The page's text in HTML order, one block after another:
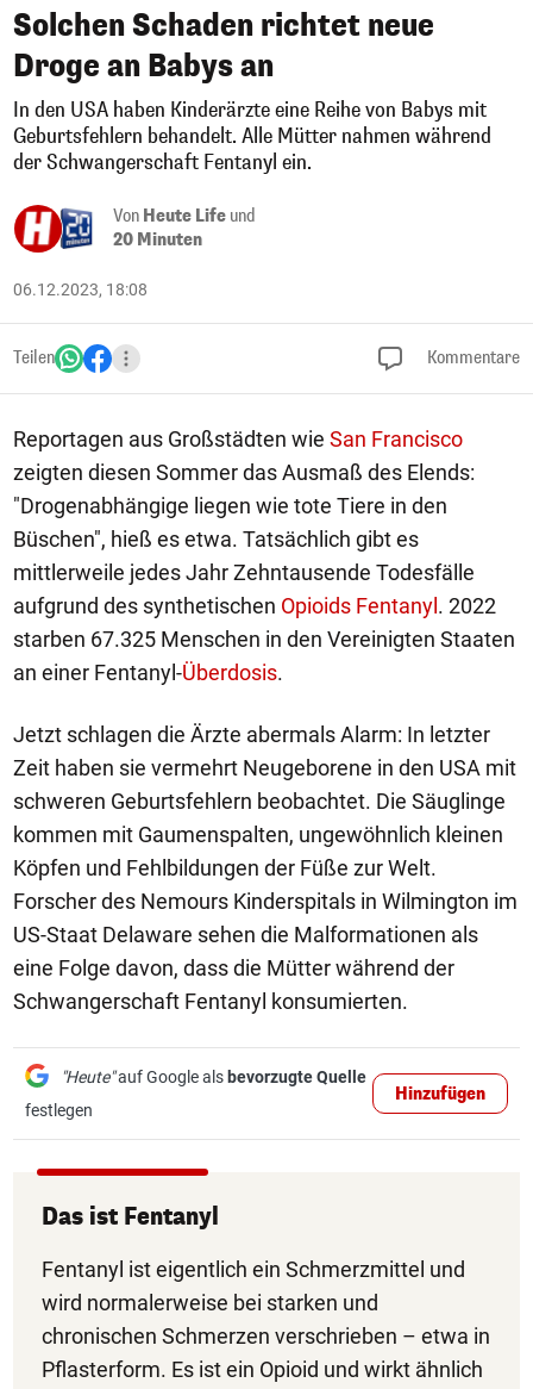
Solchen Schaden richtet neue
Droge an Babys an
In den USA haben Kinderärzte eine Reihe von Babys mit
Geburtsfehlern behandelt. Alle Mütter nahmen während
der Schwangerschaft Fentanyl ein.
Von Heute Life und
20 Minuten
06.12.2023, 18:08
Teilen Kommentare
Reportagen aus Großstädten wie San Francisco
zeigten diesen Sommer das Ausmaß des Elends:
"Drogenabhängige liegen wie tote Tiere in den
Büschen", hieß es etwa. Tatsächlich gibt es
mittlerweile jedes Jahr Zehntausende Todesfälle
aufgrund des synthetischen Opioids Fentanyl . 2022
starben 67.325 Menschen in den Vereinigten Staaten
an einer Fentanyl-Überdosis.
Jetzt schlagen die Ärzte abermals Alarm: In letzter
Zeit haben sie vermehrt Neugeborene in den USA mit
schweren Geburtsfehlern beobachtet. Die Säuglinge
kommen mit Gaumenspalten, ungewöhnlich kleinen
Köpfen und Fehlbildungen der Füße zur Welt.
Forscher des Nemours Kinderspitals in Wilmington im
US-Staat Delaware sehen die Malformationen als
eine Folge davon, dass die Mütter während der
Schwangerschaft Fentanyl konsumierten.
"Heute"auf Google als bevorzugte Quelle
festlegen
Hinzufügen
Das ist Fentanyl
Fentanyl ist eigentlich ein Schmerzmittel und
wird normalerweise bei starken und
chronischen Schmerzen verschrieben – etwa in
Pflasterform. Es ist ein Opioid und wirkt ähnlich